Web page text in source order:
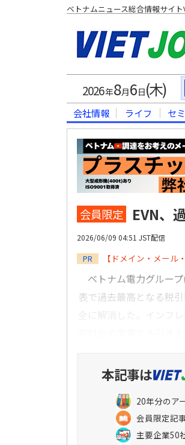
ベトナムニュース総合情報サイト
2026年8月6 日(木)
会社情報 ライフ セ
会員限定 EVN、
2026/06/09 04:51 JST配信
PR 【ドメイン・メー
ベトナム電力グルー
表で過去最高となる税
本記事は
20年分のア
会員限定記
主要企業50